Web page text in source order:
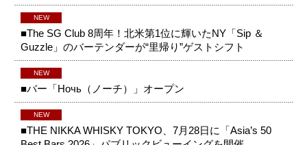
NEW
■The SG Club 8周年！北米第1位に輝いたNY「Sip ＆
Guzzle」のバーテンダーが“里帰り”ゲストシフト
NEW
■バー「Ночь（ノーチ）」オープン
NEW
■THE NIKKA WHISKY TOKYO、7月28日に「Asia’s 50